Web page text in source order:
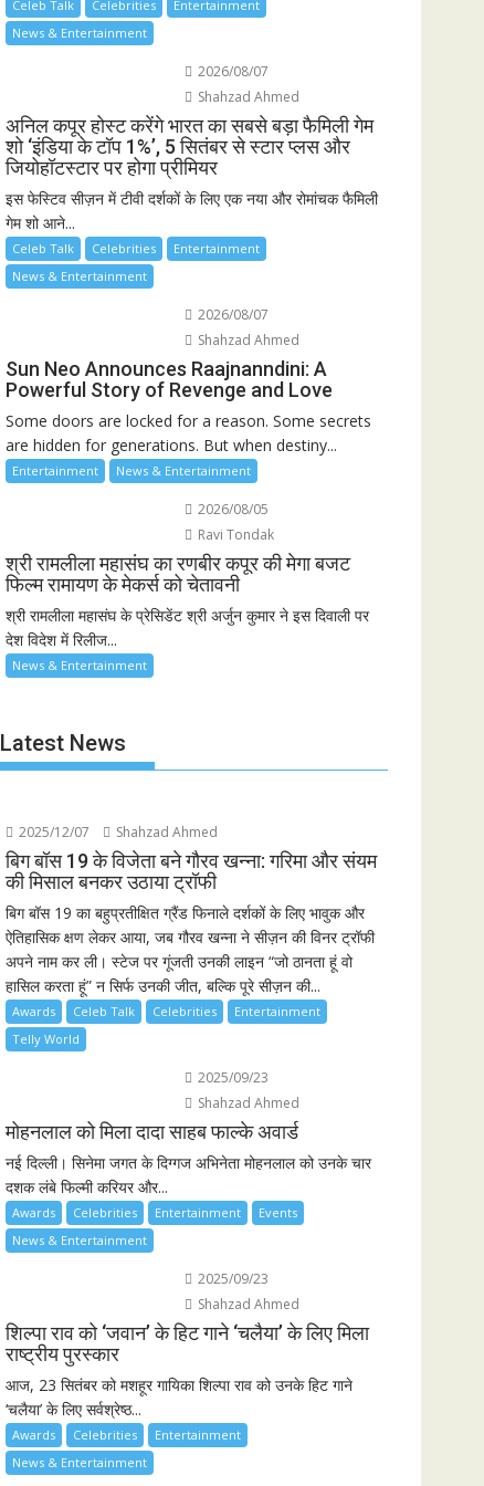
Celeb Talk Celebrities
Entertainment
News & Entertainment
2026/08/07
Shahzad Ahmed
अनिल कपूर होस्ट करेंगे भारत का सबसे बड़ा फैमिली गेम
शो ‘इंडिया के टॉप 1%’, 5 सितंबर से स्टार प्लस और
जियोहॉटस्टार पर होगा प्रीमियर
इस फेस्टिव सीज़न में टीवी दर्शकों के लिए एक नया और रोमांचक फैमिली
गेम शो आने...
Celeb Talk Celebrities
Entertainment
News & Entertainment
2026/08/07
Shahzad Ahmed
Sun Neo Announces Raajnanndini: A
Powerful Story of Revenge and Love
Some doors are locked for a reason. Some secrets
are hidden for generations. But when destiny...
Entertainment News & Entertainment
2026/08/05
Ravi Tondak
श्री रामलीला महासंघ का रणबीर कपूर की मेगा बजट
फिल्म रामायण के मेकर्स को चेतावनी
श्री रामलीला महासंघ के प्रेसिडेंट श्री अर्जुन कुमार ने इस दिवाली पर
देश विदेश में रिलीज...
News & Entertainment
Latest News
2025/12/07 Shahzad Ahmed
बिग बॉस 19 के विजेता बने गौरव खन्ना: गरिमा और संयम
की मिसाल बनकर उठाया ट्रॉफी
बिग बॉस 19 का बहुप्रतीक्षित ग्रैंड फिनाले दर्शकों के लिए भावुक और
ऐतिहासिक क्षण लेकर आया, जब गौरव खन्ना ने सीज़न की विनर ट्रॉफी
अपने नाम कर ली। स्टेज पर गूंजती उनकी लाइन “जो ठानता हूं वो
हासिल करता हूं” न सिर्फ उनकी जीत, बल्कि पूरे सीज़न की...
Awards Celeb Talk Celebrities
Entertainment
Telly World
2025/09/23
Shahzad Ahmed
मोहनलाल को मिला दादा साहब फाल्के अवार्ड
नई दिल्ली। सिनेमा जगत के दिग्गज अभिनेता मोहनलाल को उनके चार
दशक लंबे फिल्मी करियर और...
Awards Celebrities Entertainment
Events
News & Entertainment
2025/09/23
Shahzad Ahmed
शिल्पा राव को ‘जवान’ के हिट गाने ‘चलैया’ के लिए मिला
राष्ट्रीय पुरस्कार
आज, 23 सितंबर को मशहूर गायिका शिल्पा राव को उनके हिट गाने
‘चलैया’ के लिए सर्वश्रेष्ठ...
Awards Celebrities
Entertainment
News & Entertainment